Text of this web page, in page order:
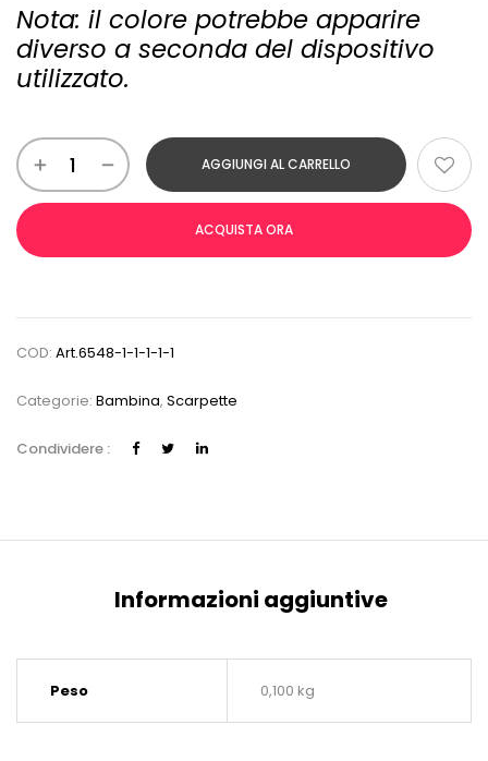
Nota: il colore potrebbe apparire
diverso a seconda del dispositivo
utilizzato.
AGGIUNGI AL CARRELLO
ACQUISTA ORA
COD: Art.6548-1-1-1-1-1
Categorie: Bambina, Scarpette
Condividere :
Informazioni aggiuntive
Peso 0,100 kg